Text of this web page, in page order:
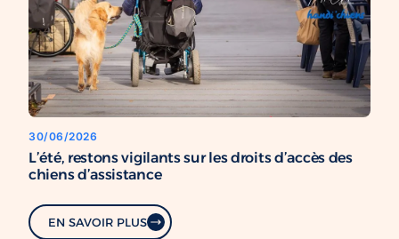
30/06/2026
L’été, restons vigilants sur les droits d’accès des
chiens d’assistance
EN SAVOIR PLUS